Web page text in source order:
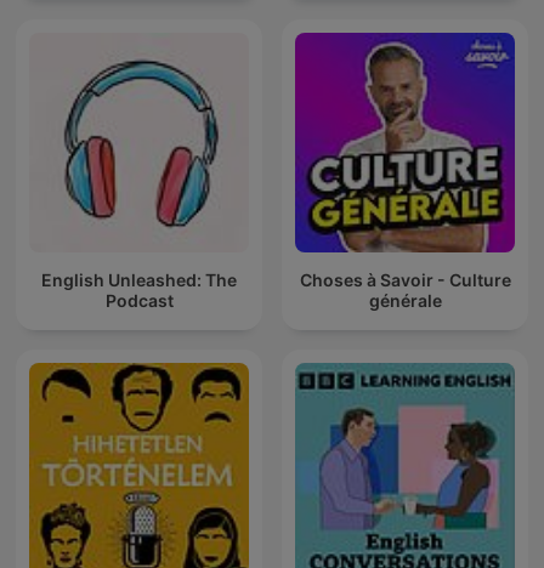
English Unleashed: The
Podcast
Choses à Savoir - Culture
générale